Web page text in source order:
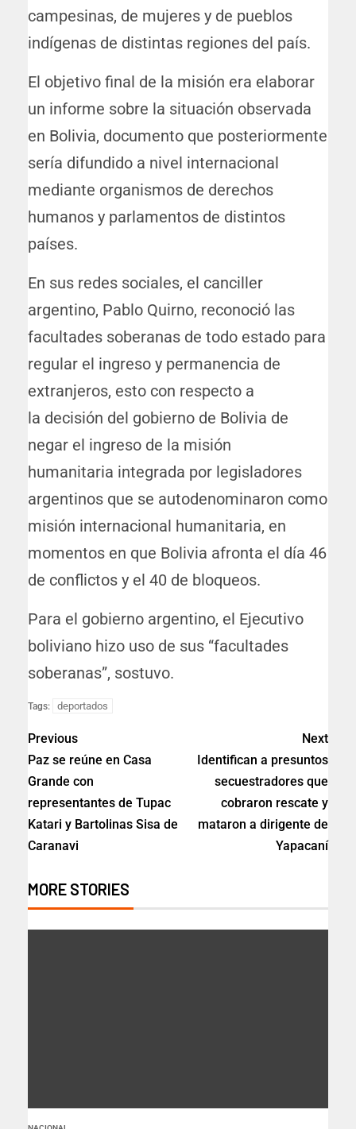
campesinas, de mujeres y de pueblos
indígenas de distintas regiones del país.
El objetivo final de la misión era elaborar
un informe sobre la situación observada
en Bolivia, documento que posteriormente
sería difundido a nivel internacional
mediante organismos de derechos
humanos y parlamentos de distintos
países.
En sus redes sociales, el canciller
argentino, Pablo Quirno, reconoció las
facultades soberanas de todo estado para
regular el ingreso y permanencia de
extranjeros, esto con respecto a
la decisión del gobierno de Bolivia de
negar el ingreso de la misión
humanitaria integrada por legisladores
argentinos que se autodenominaron como
misión internacional humanitaria, en
momentos en que Bolivia afronta el día 46
de conflictos y el 40 de bloqueos.
Para el gobierno argentino, el Ejecutivo
boliviano hizo uso de sus “facultades
soberanas”, sostuvo.
Tags: deportados
Previous
Paz se reúne en Casa
Grande con
representantes de Tupac
Katari y Bartolinas Sisa de
Caranavi
Next
Identifican a presuntos
secuestradores que
cobraron rescate y
mataron a dirigente de
Yapacaní
MORE STORIES